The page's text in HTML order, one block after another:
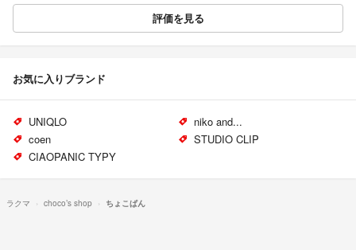
評価を見る
お気に入りブランド
UNIQLO
niko and...
coen
STUDIO CLIP
CIAOPANIC TYPY
ラクマ choco’s shop ちょこぱん